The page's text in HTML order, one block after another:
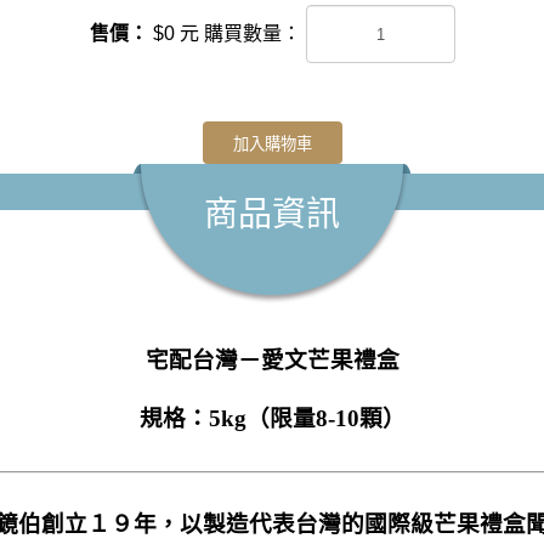
售價： $0元 購買數量：
加入購物車
商品資訊
宅配台灣－愛文芒果禮盒
規格：5kg（限量8-10顆）
伯創立１９年，以製造代表台灣的國際級芒果禮盒